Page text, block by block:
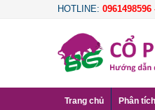
HOTLINE: 0961498596
Trang chủ Phân